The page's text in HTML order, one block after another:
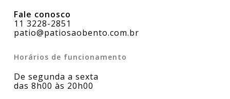
Fale conosco
11 3228-2851
patio@patiosaobento.com.br
Horários de funcionamento
De segunda a sexta
das 8h00 às 20h00